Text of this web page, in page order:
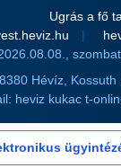
Ugrás a fő
szombat
Hévíz, Kossuth
heviz kukac t-